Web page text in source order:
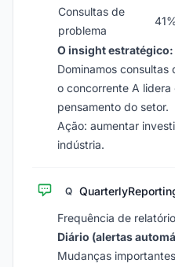
Consultas de
problema
O insight estratégico:
Dominamos
o concorrente A lidera
pensamento do setor.
Ação: aumentar
indústria.
Q
Frequência de
Diário (alertas
Mudanças